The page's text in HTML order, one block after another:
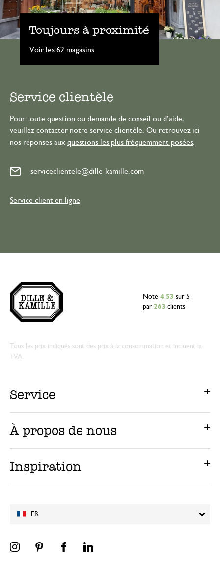
Toujours à proximité
Voir les 62 magasins
Service clientèle
Pour toute question ou demande de conseil ou d’aide,
veuillez contacter notre service clientèle. Ou retrouvez ici
nos réponses aux questions les plus fréquemment posées
serviceclientele@dille-kamille.com
Service client en ligne
FR
Note 4.53 sur 5
par 263 clients
Tous les prix indiqués sont des prix à la consommation et incluent la
TVA.
Service
À propos de nous
Inspiration